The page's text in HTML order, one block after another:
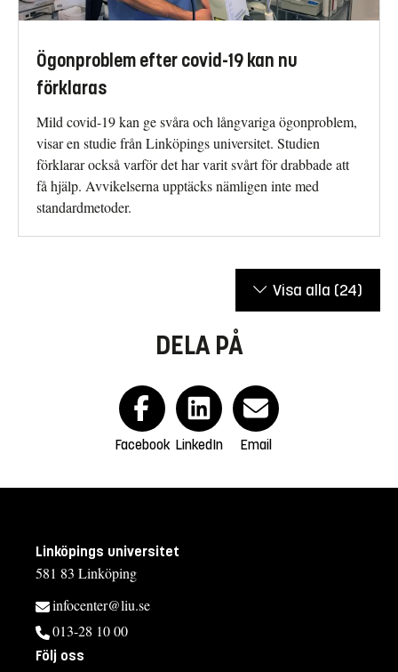
Ögonproblem efter covid-19 kan nu
förklaras
Mild covid-19 kan ge svåra och långvariga ögonproblem,
visar en studie från Linköpings universitet. Studien
förklarar också varför det har varit svårt för drabbade att
få hjälp. Avvikelserna upptäcks nämligen inte med
standardmetoder.
Visa alla (24)
DELA PÅ
Facebook LinkedIn Email
Linköpings universitet
581 83 Linköping
infocenter@liu.se
013-28 10 00
Följ oss